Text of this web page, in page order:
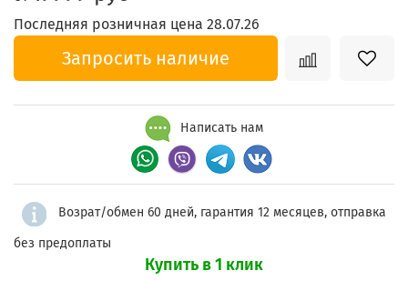
Последняя розничная цена 28.07.26
Запросить наличие
Написать нам
Возрат/обмен 60 дней, гарантия 12 месяцев, отправка
без предоплаты
Купить в 1 клик